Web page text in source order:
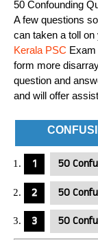
50 Confounding
A few questions
can taken a toll
Kerala PSC Exam
form more
question and
and will offer
50
50
50